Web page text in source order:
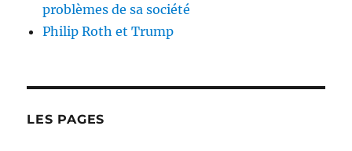
problèmes de sa société
Philip Roth et Trump
LES PAGES